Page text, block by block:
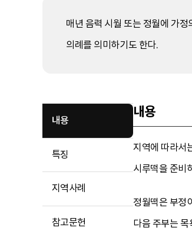
매년 음력 시월 또는 정월에 가
의례를 의미하기도 한다.
내용
특징
지역사례
참고문헌
내용
지역에 따라서
시루떡을 준비
정월떡은 부정
다음 주부는